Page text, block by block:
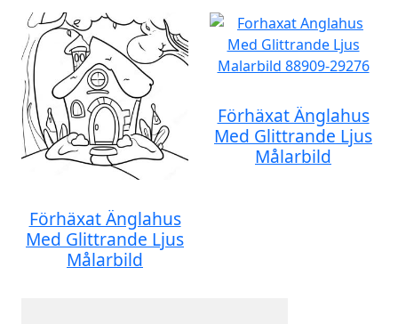
Förhäxat Änglahus
Med Glittrande Ljus
Målarbild
Förhäxat Änglahus
Med Glittrande Ljus
Målarbild